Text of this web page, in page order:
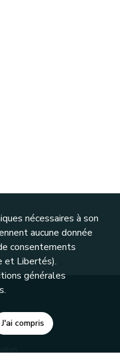
nécessaires à son
aucune donnée
consentements
et Libertés).
générales
J'ai compris